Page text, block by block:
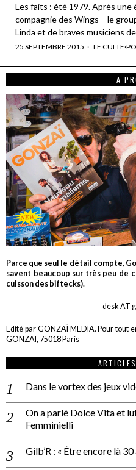
Les faits : été 1979. Après une
compagnie des Wings – le
Linda et de braves musiciens
25 SEPTEMBRE 2015 LE CULTE·
A
Parce que seul le détail compte,
savent beaucoup sur très peu de
cuisson des biftecks).
desk AT
Edité par GONZAÏ MEDIA. Pour tout
GONZAÏ, 75018 Paris
Dans le vortex des jeux
On a parlé Dolce Vita et
Femminielli
Gilb’R : « Être encore là